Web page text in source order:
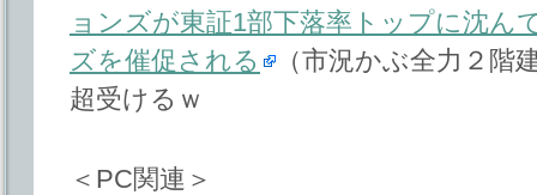
ョンズが東証1部下落率トップに沈ん
ズを催促される
（市況かぶ全力２階
超受けるｗ
＜PC関連＞